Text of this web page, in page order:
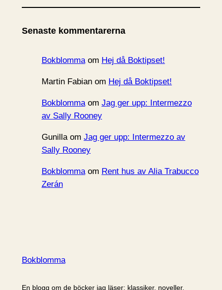
k
v
Senaste kommentarerna
Bokblommaom Hej då Boktipset!
Martin Fabianom Hej då Boktipset!
Bokblommaom Jag ger upp: Intermezzo
av Sally Rooney
Gunillaom Jag ger upp: Intermezzo av
Sally Rooney
Bokblommaom Rent hus av Alia Trabucco
Zerán
Bokblomma
En blogg om de böcker jag läser: klassiker, noveller,